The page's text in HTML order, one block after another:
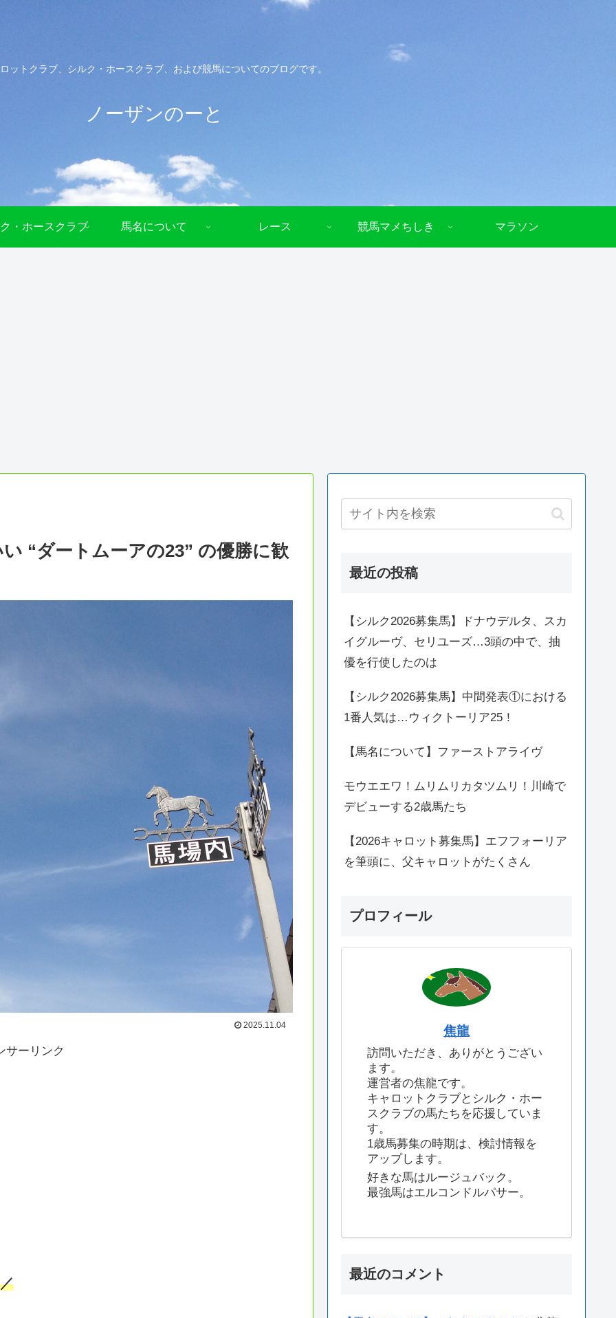
ットクラブ、シルク・ホースクラブ、および競馬についてのブログです。
ノーザンのーと
・ホースクラブ 馬名について レース 競馬マメちしき マラソン
“ダートムーアの23” の優勝に歓
2025.11.04
サーリンク
最近の投稿
【シルク2026募集馬】ドナウデルタ、スカ
イグルーヴ、セリユーズ…3頭の中で、抽
優を行使したのは
【シルク2026募集馬】中間発表①における
1番人気は…ウィクトーリア25！
【馬名について】ファーストアライヴ
モウエエワ！ムリムリカタツムリ！川崎で
デビューする2歳馬たち
【2026キャロット募集馬】エフフォーリア
を筆頭に、父キャロットがたくさん
プロフィール
焦龍
訪問いただき、ありがとうござい
ます。
運営者の焦龍です。
キャロットクラブとシルク・ホー
スクラブの馬たちを応援していま
す。
1歳馬募集の時期は、検討情報を
アップします。
好きな馬はルージュバック。
最強馬はエルコンドルパサー。
最近のコメント